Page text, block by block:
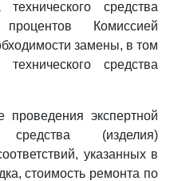
средства
Комиссией
замены, в том
средства
экспертной
(изделия)
указанных в
стоимость ремонта по